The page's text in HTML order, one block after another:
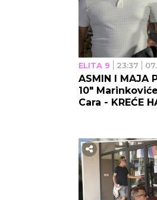
ELITA 9 23:37
ASMIN I MAJA
10"
Cara - KREĆE